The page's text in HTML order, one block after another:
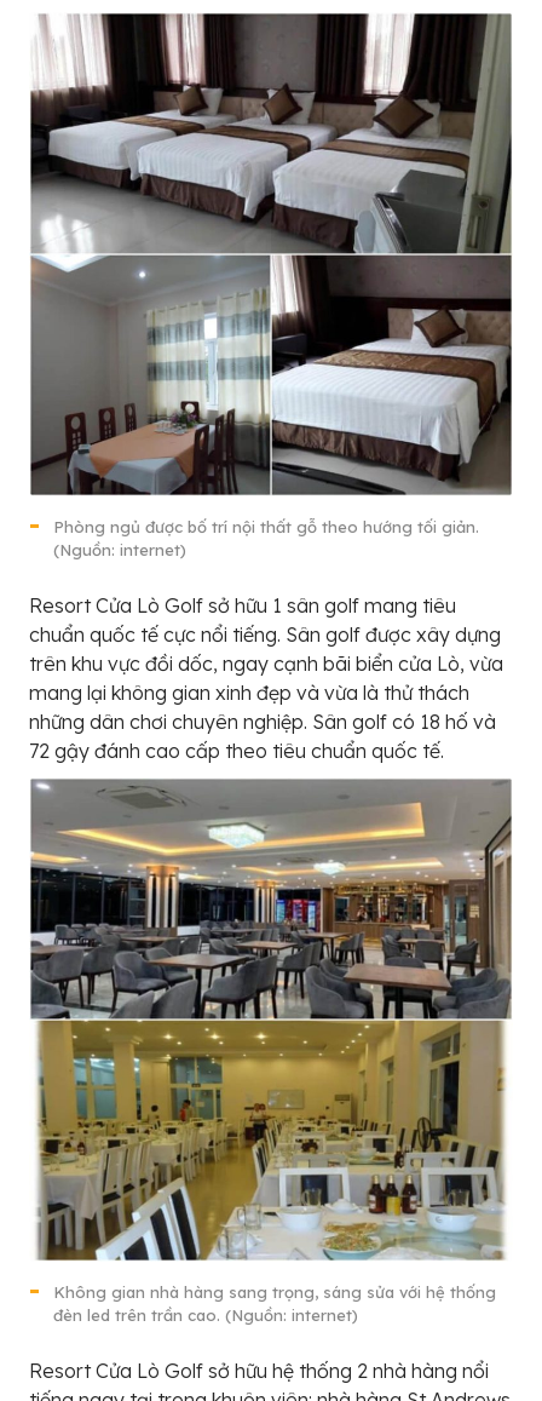
Phòng ngủ được bố trí nội thất gỗ theo hướng tối giản.
(Nguồn: internet)
Resort Cửa Lò Golf sở hữu 1 sân golf mang tiêu
chuẩn quốc tế cực nổi tiếng. Sân golf được xây dựng
trên khu vực đồi dốc, ngay cạnh bãi biển cửa Lò, vừa
mang lại không gian xinh đẹp và vừa là thử thách
những dân chơi chuyên nghiệp. Sân golf có 18 hố và
72 gậy đánh cao cấp theo tiêu chuẩn quốc tế.
Không gian nhà hàng sang trọng, sáng sửa với hệ thống
đèn led trên trần cao. (Nguồn: internet)
Resort Cửa Lò Golf sở hữu hệ thống 2 nhà hàng nổi